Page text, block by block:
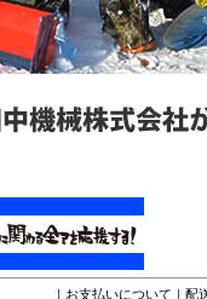
｜ お支払いについて ｜ 配